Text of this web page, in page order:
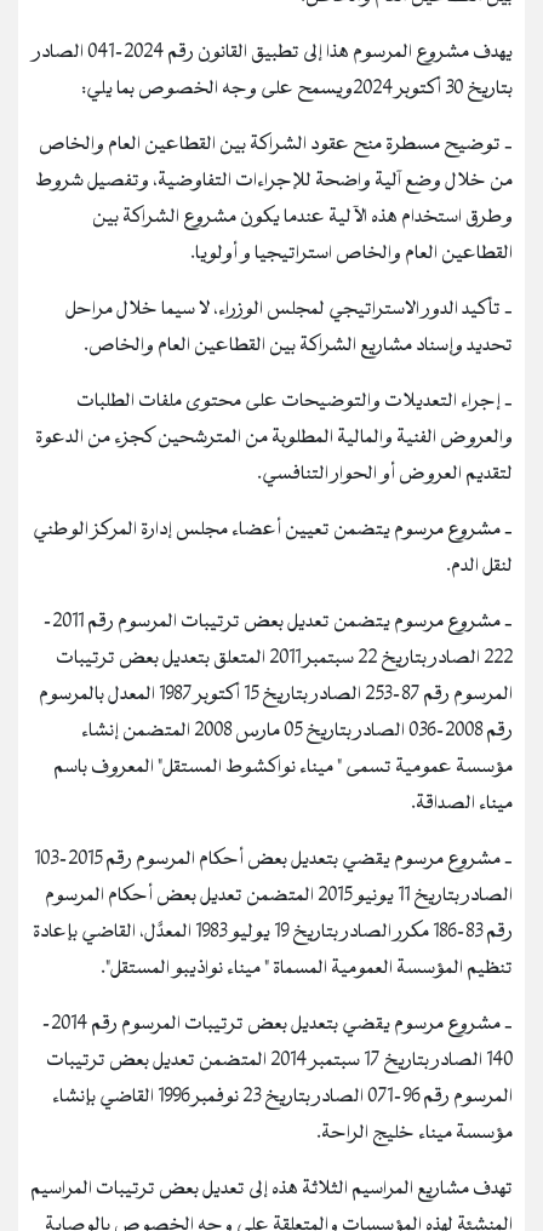
يهدف مشروع المرسوم هذا إلى تطبيق القانون رقم 2024-041 الصادر
بتاريخ 30 أكتوبر 2024ويسمح على وجه الخصوص بما يلي:
‐ توضيح مسطرة منح عقود الشراكة بين القطاعين العام والخاص
من خلال وضع آلية واضحة للإجراءات التفاوضية، وتفصيل شروط
وطرق استخدام هذه الآلية عندما يكون مشروع الشراكة بين
القطاعين العام والخاص استراتيجيا و أولويا.
‐ تأكيد الدور الاستراتيجي لمجلس الوزراء، لا سيما خلال مراحل
تحديد وإسناد مشاريع الشراكة بين القطاعين العام والخاص.
‐ إجراء التعديلات والتوضيحات على محتوى ملفات الطلبات
والعروض الفنية والمالية المطلوبة من المترشحين كجزء من الدعوة
لتقديم العروض أو الحوار التنافسي.
‐ مشروع مرسوم يتضمن تعيين أعضاء مجلس إدارة المركز الوطني
لنقل الدم.
‐ مشروع مرسوم يتضمن تعديل بعض ترتيبات المرسوم رقم 2011-
222 الصادر بتاريخ 22 سبتمبر 2011 المتعلق بتعديل بعض ترتيبات
المرسوم رقم 87-253 الصادر بتاريخ 15 أكتوبر 1987 المعدل بالمرسوم
رقم 2008-036 الصادر بتاريخ 05 مارس 2008 المتضمن إنشاء
مؤسسة عمومية تسمى " ميناء نواكشوط المستقل" المعروف باسم
ميناء الصداقة.
‐ مشروع مرسوم يقضي بتعديل بعض أحكام المرسوم رقم 2015-103
الصادر بتاريخ 11 يونيو 2015 المتضمن تعديل بعض أحكام المرسوم
رقم 83-186 مكرر الصادر بتاريخ 19 يوليو 1983 المعدَّل، القاضي بإعادة
تنظيم المؤسسة العمومية المسماة " ميناء نواذيبو المستقل".
‐ مشروع مرسوم يقضي بتعديل بعض ترتيبات المرسوم رقم 2014-
140 الصادر بتاريخ 17 سبتمبر 2014 المتضمن تعديل بعض ترتيبات
المرسوم رقم 96-071 الصادر بتاريخ 23 نوفمبر 1996 القاضي بإنشاء
مؤسسة ميناء خليج الراحة.
تهدف مشاريع المراسيم الثلاثة هذه إلى تعديل بعض ترتيبات المراسيم
المنشئة لهذه المؤسسات والمتعلقة على وجه الخصوص بالوصاية